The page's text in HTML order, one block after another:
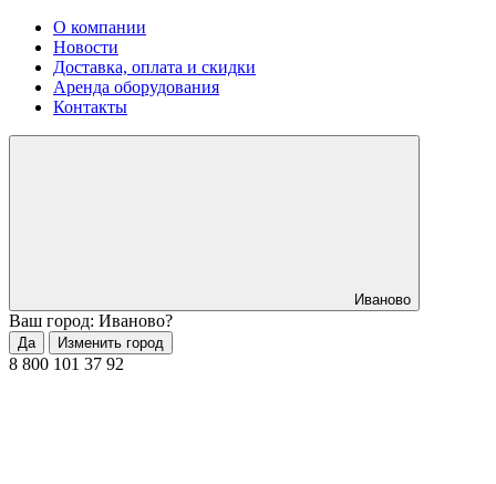
О компании
Новости
Доставка, оплата и скидки
Аренда оборудования
Контакты
Иваново
Ваш город: Иваново?
Да Изменить город
8 800 101 37 92